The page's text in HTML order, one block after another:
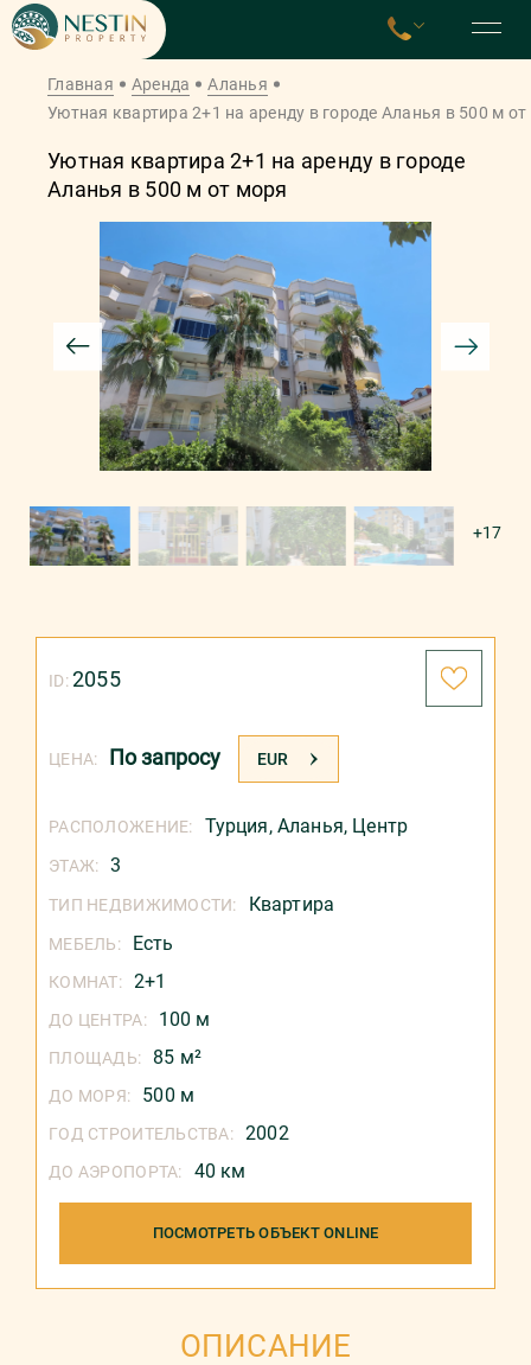
Главная Аренда
Аланья
Уютная квартира 2+1 на аренду в городе Аланья в 500 м
Уютная квартира 2+1 на аренду в городе
Аланья в 500 м от моря
+17
ЦЕНА: По запросу EUR
ID:2055
РАСПОЛОЖЕНИЕ: Турция, Аланья, Центр
ЭТАЖ: 3
ТИП НЕДВИЖИМОСТИ: Квартира
МЕБЕЛЬ: Есть
КОМНАТ: 2+1
ДО ЦЕНТРА: 100 м
ПЛОЩАДЬ: 85 м²
ДО МОРЯ: 500 м
ГОД СТРОИТЕЛЬСТВА: 2002
ДО АЭРОПОРТА: 40 км
ПОСМОТРЕТЬ ОБЪЕКТ ONLINE
ОПИСАНИЕ